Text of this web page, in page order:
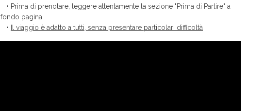
• Prima di prenotare, leggere attentamente la sezione "Prima di Partire" a
fondo pagina
• Il viaggio è adatto a tutti, senza presentare particolari difficoltà